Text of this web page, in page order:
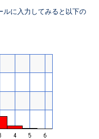
ルに入力してみると以下の